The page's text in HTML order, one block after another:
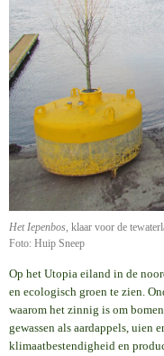
Het Iepenbos, klaar voor de
Foto: Huip Sneep
Op het Utopia eiland in de
en ecologisch groen te zien.
waarom het zinnig is om
gewassen als aardappels, uien
klimaatbestendigheid en